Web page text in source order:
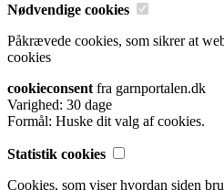
Nødvendige cookies
Påkrævede cookies, som sikrer at
cookies
cookieconsent fra garnportalen.dk
Varighed: 30 dage
Formål: Huske dit valg af cookies.
Statistik cookies
Cookies, som viser hvordan siden